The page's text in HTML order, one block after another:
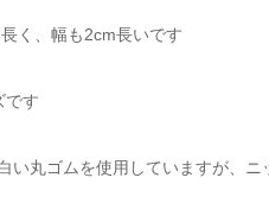
く、幅も2cm長いです
です
い丸ゴムを使用していますが、